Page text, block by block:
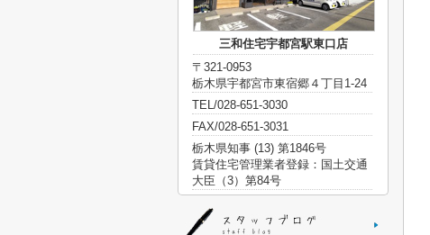
三和住宅宇都宮駅東口店
〒321-0953
栃木県宇都宮市東宿郷４丁目1-24
TEL/028-651-3030
FAX/028-651-3031
栃木県知事 (13) 第1846号
賃貸住宅管理業者登録：国土交通
大臣（3）第84号